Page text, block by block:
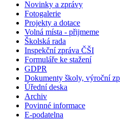
Novinky a zprávy
Fotogalerie
Projekty a dotace
Volná místa - přijmeme
Školská rada
Inspekční zpráva ČŠI
Formuláře ke stažení
GDPR
Dokumenty školy, výroční
Úřední deska
Archiv
Povinné informace
E-podatelna